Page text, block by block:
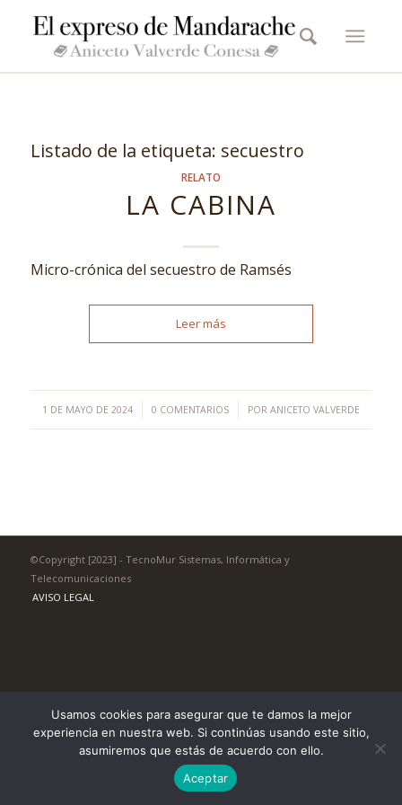
Listado de la etiqueta: secuestro
RELATO
LA CABINA
Micro-crónica del secuestro de Ramsés
Leer más
1 DE MAYO DE 2024
/ 0 COMENTARIOS
/ POR ANICETO VALVERDE
©Copyright [2023] - TecnoMur Sistemas, Informática y
Telecomunicaciones
AVISO LEGAL
Usamos cookies para asegurar que te damos la mejor
experiencia en nuestra web. Si continúas usando este sitio,
asumiremos que estás de acuerdo con ello.
Aceptar